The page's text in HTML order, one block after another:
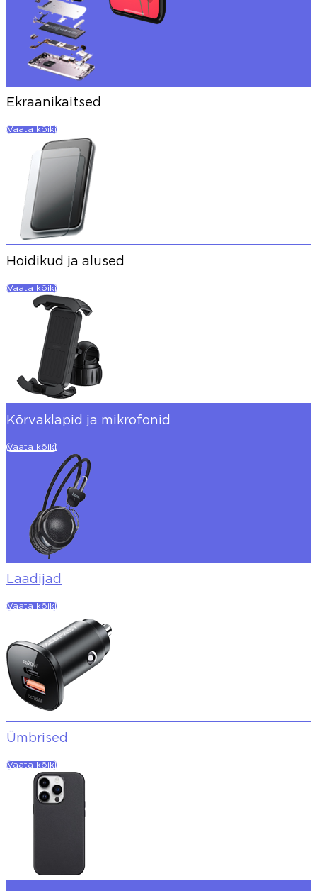
Ekraanikaitsed
Vaata kõiki
Hoidikud ja alused
Vaata kõiki
Kõrvaklapid ja mikrofonid
Vaata kõiki
Laadijad
Vaata kõiki
Ümbrised
Vaata kõiki